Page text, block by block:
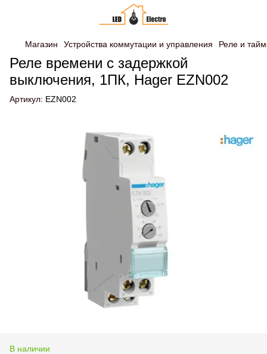
Магазин Устройства коммутации и управления Реле и
Реле времени с задержкой
выключения, 1ПК, Hager EZN002
Артикул: EZN002
В наличии